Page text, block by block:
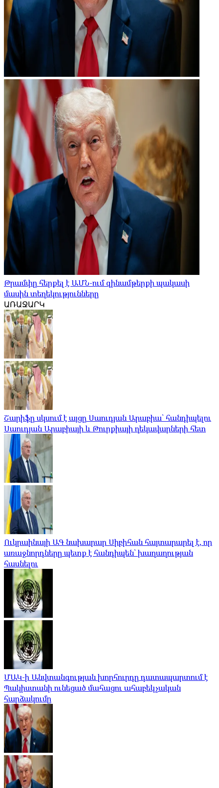
Թրամփը հերքել է ԱՄՆ-ում զինամթերքի պակասի
մասին տեղեկությունները
ԱՌԱՋԱՐԿ
Շարիֆը սկսում է այցը Սաուդյան Արաբիա՝ հանդիպելու
Սաուդյան Արաբիայի և Թուրքիայի ղեկավարների հետ
Ուկրաինայի ԱԳ նախարար Սիբիհան հայտարարել է, որ
առաջնորդները պետք է հանդիպեն՝ խաղաղության
հասնելու
ՄԱԿ-ի Անվտանգության խորհուրդը դատապարտում է
Պակիստանի ունեցած մահացու ահաբեկչական
հարձակումը